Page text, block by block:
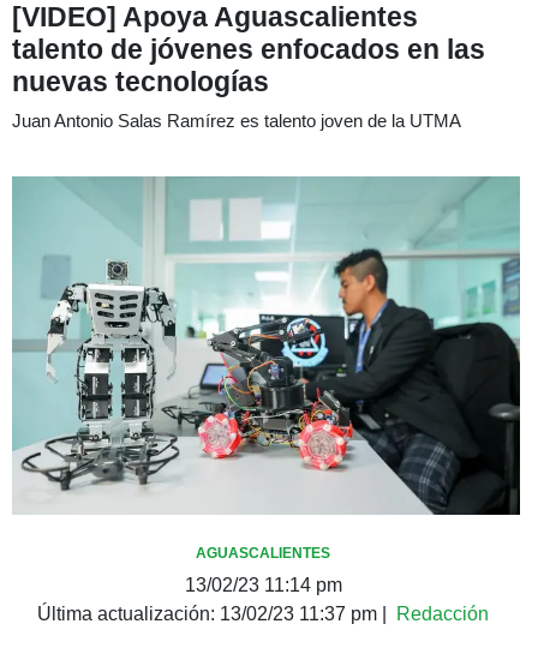
[VIDEO] Apoya Aguascalientes
talento de jóvenes enfocados en las
nuevas tecnologías
Juan Antonio Salas Ramírez es talento joven de la UTMA
AGUASCALIENTES
13/02/23 11:14 pm
Última actualización: 13/02/23 11:37 pm Redacción